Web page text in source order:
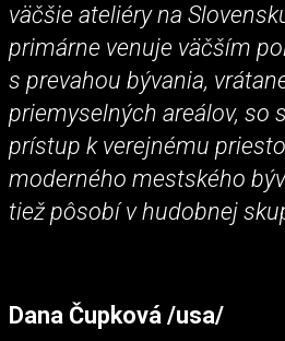
väčšie ateliéry na
primárne venuje väčším
s prevahou bývania,
priemyselných areálov, so
prístup k verejnému
moderného mestského
tiež pôsobí v hudobnej
Dana Čupková /usa/